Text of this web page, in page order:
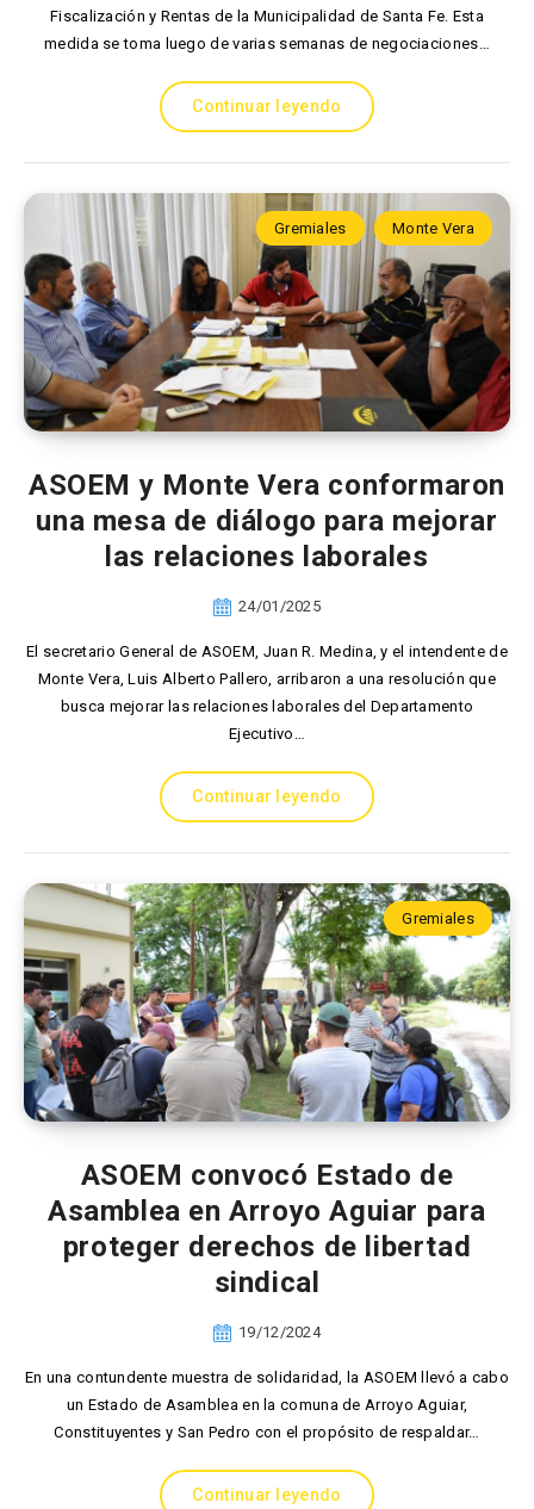
Fiscalización y Rentas de la Municipalidad de Santa Fe. Esta
medida se toma luego de varias semanas de negociaciones…
Continuar leyendo
Gremiales Monte Vera
ASOEM y Monte Vera conformaron
una mesa de diálogo para mejorar
las relaciones laborales
24/01/2025
El secretario General de ASOEM, Juan R. Medina, y el intendente de
Monte Vera, Luis Alberto Pallero, arribaron a una resolución que
busca mejorar las relaciones laborales del Departamento
Ejecutivo…
Continuar leyendo
Gremiales
ASOEM convocó Estado de
Asamblea en Arroyo Aguiar para
proteger derechos de libertad
sindical
19/12/2024
En una contundente muestra de solidaridad, la ASOEM llevó a cabo
un Estado de Asamblea en la comuna de Arroyo Aguiar,
Constituyentes y San Pedro con el propósito de respaldar…
Continuar leyendo